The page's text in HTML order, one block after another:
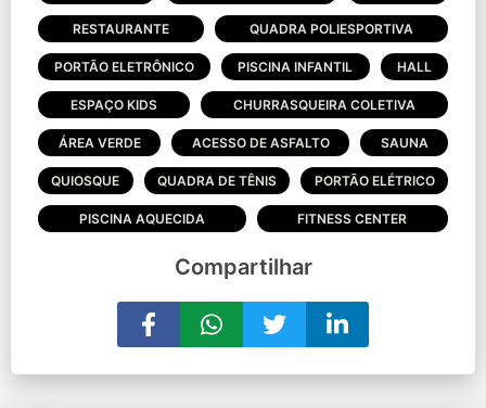
RESTAURANTE QUADRA POLIESPORTIVA
PORTÃO ELETRÔNICO PISCINA INFANTIL HALL
ESPAÇO KIDS CHURRASQUEIRA COLETIVA
ÁREA VERDE ACESSO DE ASFALTO SAUNA
QUIOSQUE QUADRA DE TÊNIS PORTÃO ELÉTRICO
PISCINA AQUECIDA FITNESS CENTER
Compartilhar